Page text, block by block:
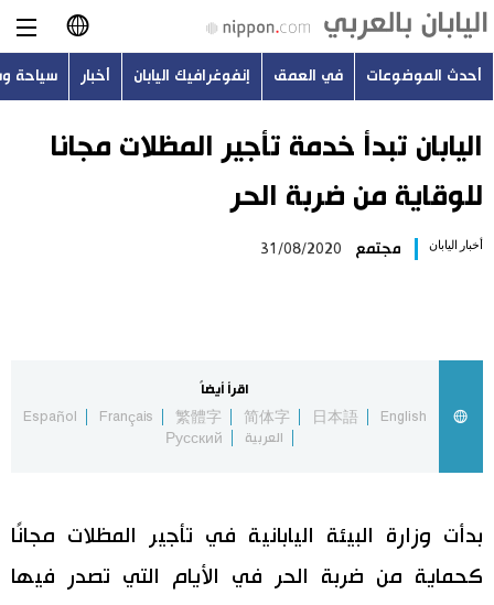
日本語
English
Русский
أحدث الموضوعات
اليابان في فيديو
مانغا وأنيمي
أحدث الموضوعات في العمق إنفوغرافيك اليابان أخبار سياحة
اليابان تبدأ خدمة تأجير المظلات مجانا
للوقاية من ضربة الحر
أخبار اليابان مجتمع 31/08/2020
اقرأ أيضاً
English
日本語
简体字
繁體字
Français
Español
العربية
Русский
بدأت وزارة البيئة اليابانية في تأجير المظلات مجانًا
كحماية من ضربة الحر في الأيام التي تصدر فيها